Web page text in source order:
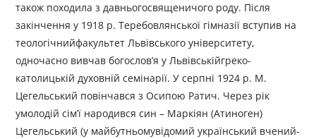
також походила з давньогосвященичого роду. Після
закінчення у 1918 р. Теребовлянської гімназії вступив на
теологічнийфакультет Львівського університету,
одночасно вивчав богослов’я у Львівськійгреко-
католицькій духовній семінарії. У серпні 1924 р. М.
Цегельський повінчався з Осипою Ратич. Через рік
умолодій сім’ї народився син – Маркіян (Атиноген)
Цегельський (у майбутньомувідомий український вчений-